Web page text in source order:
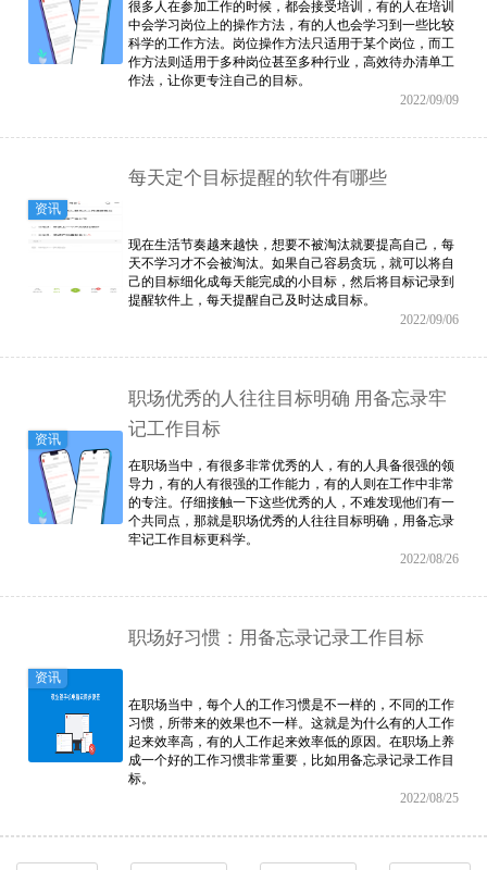
很多人在参加工作的时候，都会接受培训，有的人在培训
中会学习岗位上的操作方法，有的人也会学习到一些比较
科学的工作方法。岗位操作方法只适用于某个岗位，而工
作方法则适用于多种岗位甚至多种行业，高效待办清单工
作法，让你更专注自己的目标。
2022/09/09
资讯
每天定个目标提醒的软件有哪些
​现在生活节奏越来越快，想要不被淘汰就要提高自己，每
天不学习才不会被淘汰。如果自己容易贪玩，就可以将自
己的目标细化成每天能完成的小目标，然后将目标记录到
提醒软件上，每天提醒自己及时达成目标。
2022/09/06
资讯
职场优秀的人往往目标明确 用备忘录牢
记工作目标
在职场当中，有很多非常优秀的人，有的人具备很强的领
导力，有的人有很强的工作能力，有的人则在工作中非常
的专注。仔细接触一下这些优秀的人，不难发现他们有一
个共同点，那就是职场优秀的人往往目标明确，用备忘录
牢记工作目标更科学。
2022/08/26
资讯
职场好习惯：用备忘录记录工作目标
在职场当中，每个人的工作习惯是不一样的，不同的工作
习惯，所带来的效果也不一样。这就是为什么有的人工作
起来效率高，有的人工作起来效率低的原因。在职场上养
成一个好的工作习惯非常重要，比如用备忘录记录工作目
标。
2022/08/25